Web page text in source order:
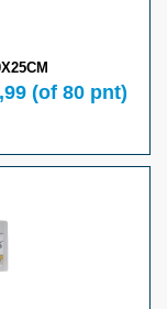
(of 80 pnt)